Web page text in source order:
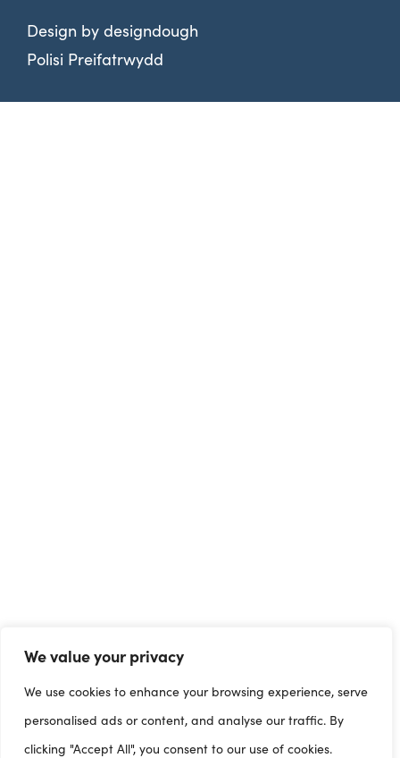
We value your privacy
We use cookies to enhance your browsing experience, serve
personalised ads or content, and analyse our traffic. By
clicking "Accept All", you consent to our use of cookies.
Design by designdough
Polisi Preifatrwydd